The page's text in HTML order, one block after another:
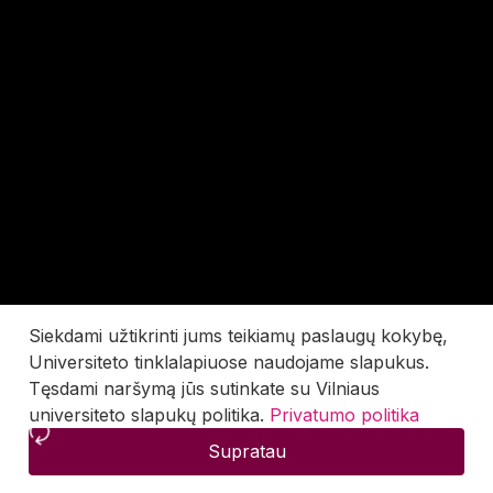
Siekdami užtikrinti jums teikiamų paslaugų kokybę,
Universiteto tinklalapiuose naudojame slapukus.
Tęsdami naršymą jūs sutinkate su Vilniaus
universiteto slapukų politika. Privatumo politika
Supratau